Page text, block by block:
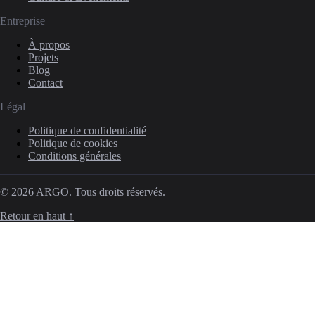
Entreprise
À propos
Projets
Blog
Contact
Légal
Politique de confidentialité
Politique de cookies
Conditions générales
© 2026 ARGO. Tous droits réservés.
Retour en haut ↑